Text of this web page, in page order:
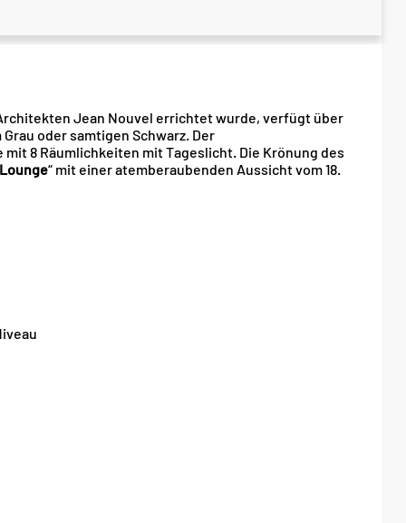
Jean Nouvel errichtet wurde, verfügt über
oder samtigen Schwarz. Der
8 Räumlichkeiten mit Tageslicht. Die Krönung des
“ mit einer atemberaubenden Aussicht vom 18.